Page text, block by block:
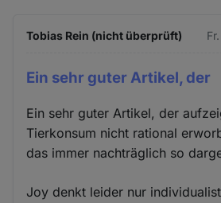
Tobias Rein (nicht überprüft)
Ein sehr guter Artikel, der
Ein sehr guter Artikel, der
Tierkonsum nicht rational
das immer nachträglich so
Joy denkt leider nur